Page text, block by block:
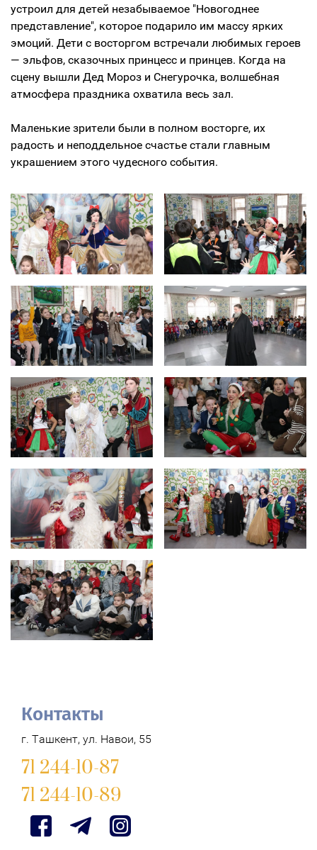
устроил для детей незабываемое "Новогоднее
представление", которое подарило им массу ярких
эмоций. Дети с восторгом встречали любимых героев
— эльфов, сказочных принцесс и принцев. Когда на
сцену вышли Дед Мороз и Снегурочка, волшебная
атмосфера праздника охватила весь зал.
Маленькие зрители были в полном восторге, их
радость и неподдельное счастье стали главным
украшением этого чудесного события.
Контакты
г. Ташкент, ул. Навои, 55
71 244-10-87
71 244-10-89